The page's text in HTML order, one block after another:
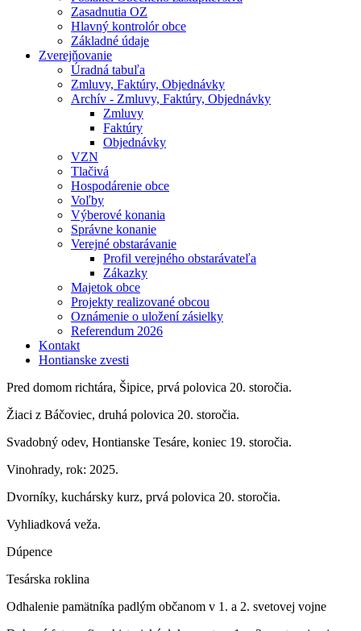
Zasadnutia OZ
Hlavný kontrolór obce
Základné údaje
Zverejňovanie
Úradná tabuľa
Zmluvy, Faktúry, Objednávky
Archív - Zmluvy, Faktúry, Objednávky
Zmluvy
Faktúry
Objednávky
VZN
Tlačivá
Hospodárenie obce
Voľby
Výberové konania
Správne konanie
Verejné obstarávanie
Profil verejného obstarávateľa
Zákazky
Majetok obce
Projekty realizované obcou
Oznámenie o uložení zásielky
Referendum 2026
Kontakt
Hontianske zvesti
Pred domom richtára, Šipice, prvá polovica 20. storočia.
Žiaci z Báčoviec, druhá polovica 20. storočia.
Svadobný odev, Hontianske Tesáre, koniec 19. storočia.
Vinohrady, rok: 2025.
Dvorníky, kuchársky kurz, prvá polovica 20. storočia.
Vyhliadková veža.
Dúpence
Tesárska roklina
Odhalenie pamätníka padlým občanom v 1. a 2. svetovej vojne